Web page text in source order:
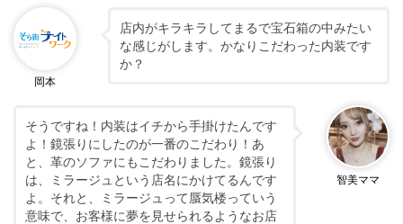
岡本
店内がキラキラしてまるで宝石箱の中みたい
な感じがします。かなりこだわった内装です
か？
智美ママ
そうですね！内装はイチから手掛けたんです
よ！鏡張りにしたのが一番のこだわり！あ
と、革のソファにもこだわりました。鏡張り
は、ミラージュという店名にかけてるんです
よ。それと、ミラージュって蜃気楼っていう
意味で、お客様に夢を見せられるようなお店